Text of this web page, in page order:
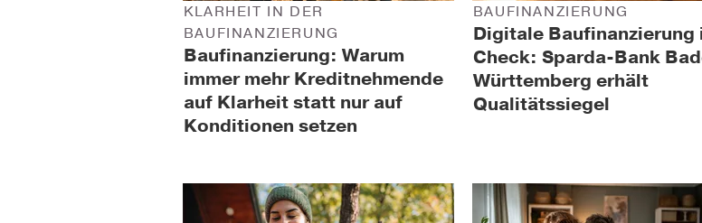
Baufinanzierung: Warum
immer mehr Kreditnehmende
auf Klarheit statt nur auf
Konditionen setzen
KLARHEIT IN DER
BAUFINANZIERUNG
Digitale Baufinanzierung
Check: Sparda-Bank
Württemberg erhält
Qualitätssiegel
BAUFINANZIERUNG